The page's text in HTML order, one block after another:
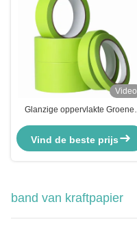
Video
Glanzige oppervlakte Groene
Vind de beste prijs
band van kraftpapier